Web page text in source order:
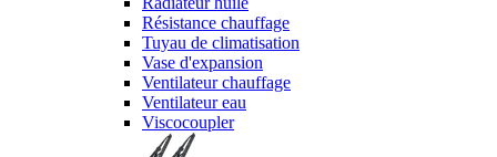
Résistance chauffage
Tuyau de climatisation
Vase d'expansion
Ventilateur chauffage
Ventilateur eau
Viscocoupler